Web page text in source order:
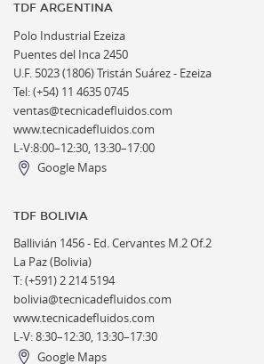
TDF ARGENTINA
Polo Industrial Ezeiza
Puentes del Inca 2450
U.F. 5023 (1806) Tristán Suárez - Ezeiza
Tel: (+54) 11 4635 0745
ventas@tecnicadefluidos.com
www.tecnicadefluidos.com
L-V:8:00–12:30, 13:30–17:00
Google Maps
TDF BOLIVIA
Ballivián 1456 - Ed. Cervantes M.2 Of.2
La Paz (Bolivia)
T: (+591) 2 214 5194
bolivia@tecnicadefluidos.com
www.tecnicadefluidos.com
L-V: 8:30–12:30, 13:30–17:30
Google Maps